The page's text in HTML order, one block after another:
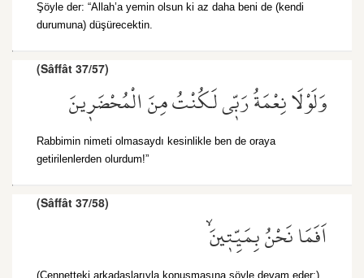
Şöyle der: “Allah’a yemin olsun ki az daha beni de (kendi
durumuna) düşürecektin.
(Sâffât 37/57)
وَلَوْلَا نِعْمَةُ رَبّ۪ي لَكُنْتُ مِنَ الْمُحْضَر۪ينَ
Rabbimin nimeti olmasaydı kesinlikle ben de oraya
getirilenlerden olurdum!”
(Sâffât 37/58)
اَفَمَا نَحْنُ بِمَيِّت۪ينَۙ
(Cennetteki arkadaşlarıyla konuşmasına şöyle devam eder:)